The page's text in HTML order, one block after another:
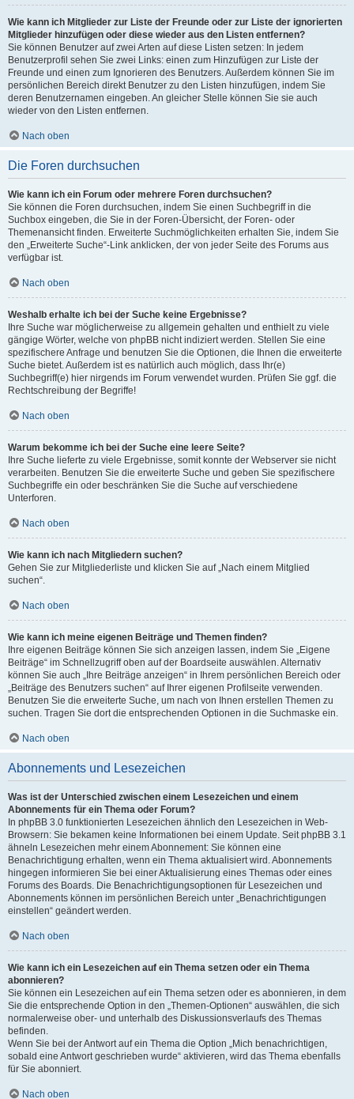
Wie kann ich Mitglieder zur Liste der Freunde oder zur Liste der ignorierten
Mitglieder hinzufügen oder diese wieder aus den Listen entfernen?
Sie können Benutzer auf zwei Arten auf diese Listen setzen: In jedem
Benutzerprofil sehen Sie zwei Links: einen zum Hinzufügen zur Liste der
Freunde und einen zum Ignorieren des Benutzers. Außerdem können Sie im
persönlichen Bereich direkt Benutzer zu den Listen hinzufügen, indem Sie
deren Benutzernamen eingeben. An gleicher Stelle können Sie sie auch
wieder von den Listen entfernen.
Nach oben
Die Foren durchsuchen
Wie kann ich ein Forum oder mehrere Foren durchsuchen?
Sie können die Foren durchsuchen, indem Sie einen Suchbegriff in die
Suchbox eingeben, die Sie in der Foren-Übersicht, der Foren- oder
Themenansicht finden. Erweiterte Suchmöglichkeiten erhalten Sie, indem Sie
den „Erweiterte Suche“-Link anklicken, der von jeder Seite des Forums aus
verfügbar ist.
Nach oben
Weshalb erhalte ich bei der Suche keine Ergebnisse?
Ihre Suche war möglicherweise zu allgemein gehalten und enthielt zu viele
gängige Wörter, welche von phpBB nicht indiziert werden. Stellen Sie eine
spezifischere Anfrage und benutzen Sie die Optionen, die Ihnen die erweiterte
Suche bietet. Außerdem ist es natürlich auch möglich, dass Ihr(e)
Suchbegriff(e) hier nirgends im Forum verwendet wurden. Prüfen Sie ggf. die
Rechtschreibung der Begriffe!
Nach oben
Warum bekomme ich bei der Suche eine leere Seite?
Ihre Suche lieferte zu viele Ergebnisse, somit konnte der Webserver sie nicht
verarbeiten. Benutzen Sie die erweiterte Suche und geben Sie spezifischere
Suchbegriffe ein oder beschränken Sie die Suche auf verschiedene
Unterforen.
Nach oben
Wie kann ich nach Mitgliedern suchen?
Gehen Sie zur Mitgliederliste und klicken Sie auf „Nach einem Mitglied
suchen“.
Nach oben
Wie kann ich meine eigenen Beiträge und Themen finden?
Ihre eigenen Beiträge können Sie sich anzeigen lassen, indem Sie „Eigene
Beiträge“ im Schnellzugriff oben auf der Boardseite auswählen. Alternativ
können Sie auch „Ihre Beiträge anzeigen“ in Ihrem persönlichen Bereich oder
„Beiträge des Benutzers suchen“ auf Ihrer eigenen Profilseite verwenden.
Benutzen Sie die erweiterte Suche, um nach von Ihnen erstellen Themen zu
suchen. Tragen Sie dort die entsprechenden Optionen in die Suchmaske ein.
Nach oben
Abonnements und Lesezeichen
Was ist der Unterschied zwischen einem Lesezeichen und einem
Abonnements für ein Thema oder Forum?
In phpBB 3.0 funktionierten Lesezeichen ähnlich den Lesezeichen in Web-
Browsern: Sie bekamen keine Informationen bei einem Update. Seit phpBB 3.1
ähneln Lesezeichen mehr einem Abonnement: Sie können eine
Benachrichtigung erhalten, wenn ein Thema aktualisiert wird. Abonnements
hingegen informieren Sie bei einer Aktualisierung eines Themas oder eines
Forums des Boards. Die Benachrichtigungsoptionen für Lesezeichen und
Abonnements können im persönlichen Bereich unter „Benachrichtigungen
einstellen“ geändert werden.
Nach oben
Wie kann ich ein Lesezeichen auf ein Thema setzen oder ein Thema
abonnieren?
Sie können ein Lesezeichen auf ein Thema setzen oder es abonnieren, in dem
Sie die entsprechende Option in den „Themen-Optionen“ auswählen, die sich
normalerweise ober- und unterhalb des Diskussionsverlaufs des Themas
befinden.
Wenn Sie bei der Antwort auf ein Thema die Option „Mich benachrichtigen,
sobald eine Antwort geschrieben wurde“ aktivieren, wird das Thema ebenfalls
für Sie abonniert.
Nach oben